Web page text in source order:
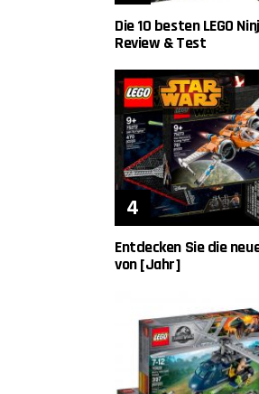
Die 10 besten LEGO
Review & Test
Entdecken Sie die
von [Jahr]